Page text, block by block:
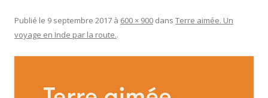
Publié le 9 septembre 2017 à 600 × 900 dans Terre aimée. Un
voyage en Inde par la route..